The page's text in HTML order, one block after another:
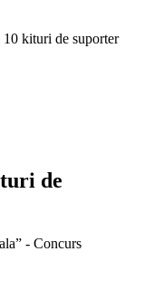
kituri de suporter
de
- Concurs